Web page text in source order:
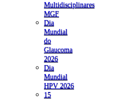
Multidisciplinares
MGF
Dia
Mundial
do
Glaucoma
2026
Dia
Mundial
HPV 2026
15